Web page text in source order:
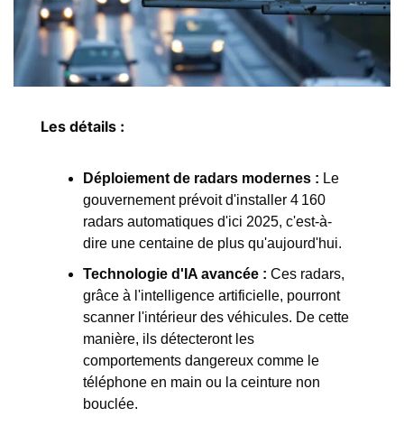
Les détails :
Déploiement de radars modernes : Le
gouvernement prévoit d'installer 4 160
radars automatiques d'ici 2025, c'est-à-
dire une centaine de plus qu'aujourd'hui.
Technologie d'IA avancée : Ces radars,
grâce à l'intelligence artificielle, pourront
scanner l'intérieur des véhicules. De cette
manière, ils détecteront les
comportements dangereux comme le
téléphone en main ou la ceinture non
bouclée.